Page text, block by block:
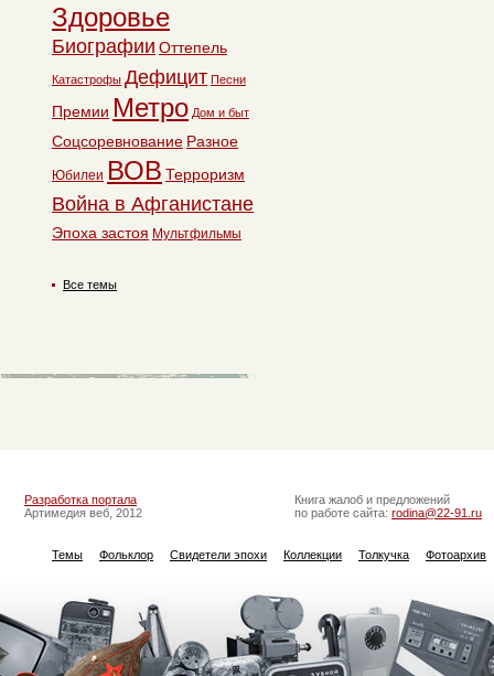
Здоровье
Биографии Оттепель
Катастрофы Дефицит Песни
Премии Метро Дом и быт
Соцсоревнование Разное
Юбилеи ВОВ Терроризм
Война в Афганистане
Эпоха застоя Мультфильмы
Все темы
Разработка портала
Артимедия веб, 2012
Книга жалоб и предложений
по работе сайта: rodina@22-91.ru
Темы Фольклор Свидетели эпохи Коллекции Толкучка Фотоархив